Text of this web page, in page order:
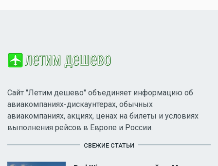
Сайт "Летим дешево" объединяет информацию об
авиакомпаниях-дискаунтерах, обычных
авиакомпаниях, акциях, ценах на билеты и условиях
выполнения рейсов в Европе и России.
СВЕЖИЕ СТАТЬИ